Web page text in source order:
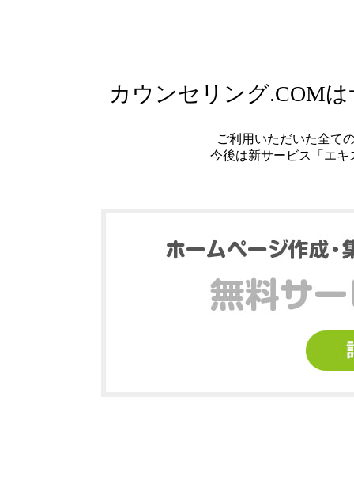
カウンセリング.COM
ご利用いただいた全て
今後は新サービス「エ